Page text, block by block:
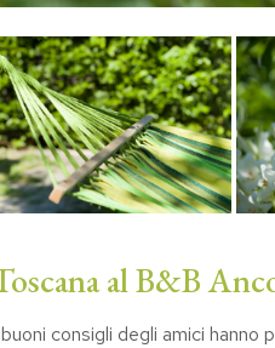
al B&B
consigli degli amici